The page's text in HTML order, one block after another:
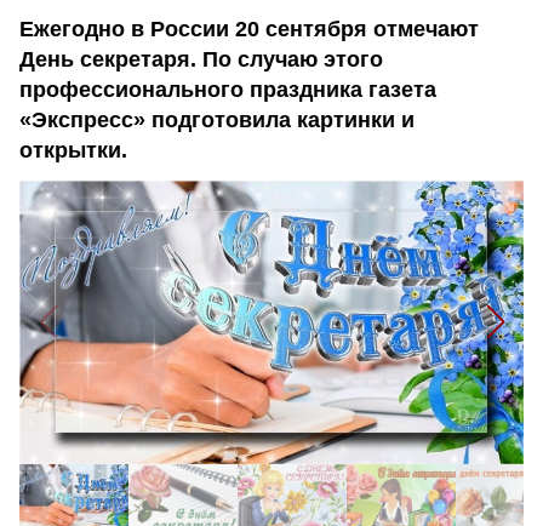
Ежегодно в России 20 сентября отмечают
День секретаря. По случаю этого
профессионального праздника газета
«Экспресс» подготовила картинки и
открытки.